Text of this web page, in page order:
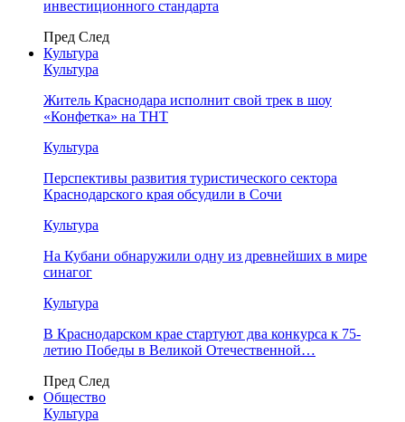
инвестиционного стандарта
Пред След
Культура
Культура
Житель Краснодара исполнит свой трек в шоу
«Конфетка» на ТНТ
Культура
Перспективы развития туристического сектора
Краснодарского края обсудили в Сочи
Культура
На Кубани обнаружили одну из древнейших в мире
синагог
Культура
В Краснодарском крае стартуют два конкурса к 75-
летию Победы в Великой Отечественной…
Пред След
Общество
Культура